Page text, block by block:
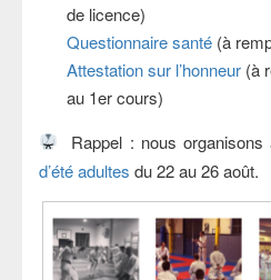
de licence)
Questionnaire santé (à
Attestation sur l’honneur (à
au 1er cours)
Rappel : nous
d’été adultes du 22 au 26 août.